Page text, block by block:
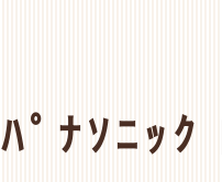
ﾊﾟﾅｿﾆｯｸ